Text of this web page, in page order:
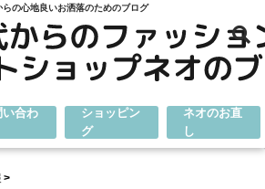
らの心地良いお洒落のためのブログ
い合わ
ショッピン
グ
ネオのお直
し